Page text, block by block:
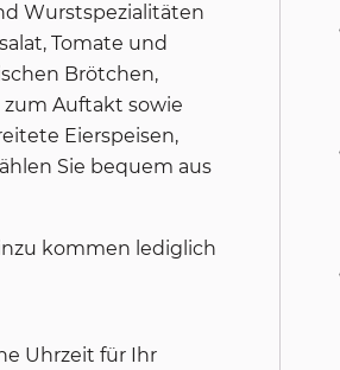
Wurstspezialitäten
Tomate und
Brötchen,
zum Auftakt sowie
Eierspeisen,
Sie bequem aus
kommen lediglich
Uhrzeit für Ihr